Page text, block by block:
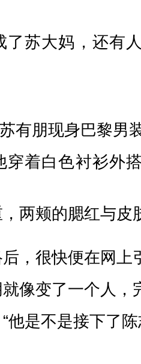
了苏大妈，还有
有朋现身巴黎男
穿着白色衬衫外
两颊的腮红与皮
，很快便在网上
像变了一个人，
他是不是接下了